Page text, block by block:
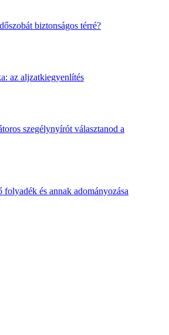
biztonságos térré?
az aljzatkiegyenlítés
szegélynyírót választanod a
folyadék és annak adományozása